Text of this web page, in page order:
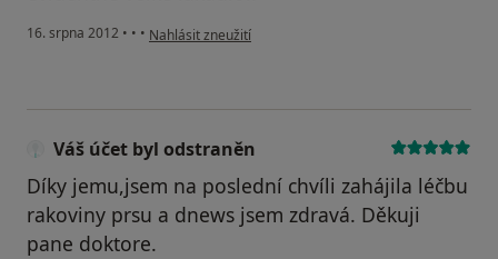
16. srpna 2012 • • • podle názoru uživatele Váš účet byl odstraněn
Nahlásit zneužití
Váš účet byl odstraněn
Díky jemu,jsem na poslední chvíli zahájila léčbu
rakoviny prsu a dnews jsem zdravá. Děkuji
pane doktore.